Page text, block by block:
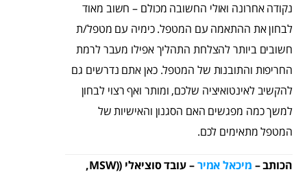
נקודה אחרונה ואולי החשובה מכולם – חשוב מאוד
לבחון את ההתאמה עם המטפל. כימיה עם מטפל/ת
חשובים ביותר להצלחת התהליך אפילו מעבר לרמת
החריפות והתובנות של המטפל. כאן אתם נדרשים גם
להקשיב לאינטואיציה שלכם, ומותר ואף רצוי לבחון
למשך כמה מפגשים האם הסגנון והאישיות של
המטפל מתאימים לכם.
הכותב – מיכאל אמיר
– עובד סוציאלי ((MSW,